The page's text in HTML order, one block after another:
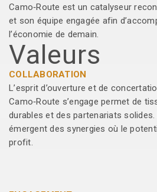
Camo‑Route est un catalyseur
et son équipe engagée afin
l’économie de demain.
Valeurs
COLLABORATION
L’esprit d’ouverture et de
Camo‑Route s’engage permet de
durables et des partenariats
émergent des synergies où le
profit.